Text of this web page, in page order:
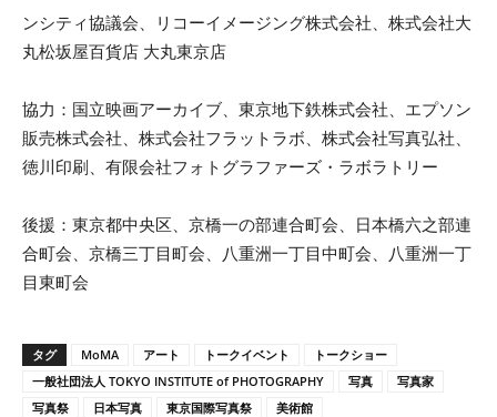
ンシティ協議会、リコーイメージング株式会社、株式会社大
丸松坂屋百貨店 大丸東京店
協力：国立映画アーカイブ、東京地下鉄株式会社、エプソン
販売株式会社、株式会社フラットラボ、株式会社写真弘社、
徳川印刷、有限会社フォトグラファーズ・ラボラトリー
後援：東京都中央区、京橋一の部連合町会、日本橋六之部連
合町会、京橋三丁目町会、八重洲一丁目中町会、八重洲一丁
目東町会
タグ MoMA アート トークイベント
トークショー
一般社団法人 TOKYO INSTITUTE of PHOTOGRAPHY
写真
写真家
写真祭
日本写真 東京国際写真祭 美術館